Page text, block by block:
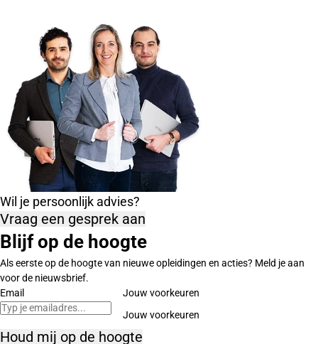
Wil je persoonlijk advies?
Vraag een gesprek aan
Blijf op de hoogte
Als eerste op de hoogte van nieuwe opleidingen en acties? Meld je aan
voor de nieuwsbrief.
Email
Jouw voorkeuren
Houd mij op de hoogte